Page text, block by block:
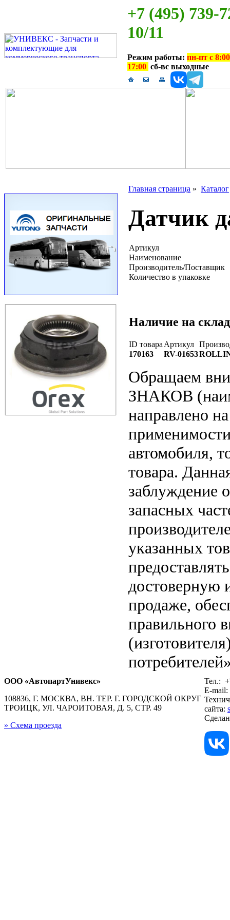
+7 (495) 739-
10/11
Режим работы: пн-пт с
17:00 сб-вс выходные
Главная страница » Каталог
Датчик
Артикул
Наименование
Производитель/Поставщик
Количество в упаковке
Наличие на
ID товара Артикул
170163
RV-01653
Обращаем
ЗНАКОВ
направлено
автомобиля,
товара.
заблуждение
запасных
указанных
достоверную
продаже,
правильного
ООО «АвтопартУнивекс»
108836, Г. МОСКВА, ВН. ТЕР. Г. ГОРОДСКОЙ ОКРУГ
ТРОИЦК, УЛ. ЧАРОИТОВАЯ, Д. 5, СТР. 49
» Схема проезда
Тел.:
E-mail:
сайта: